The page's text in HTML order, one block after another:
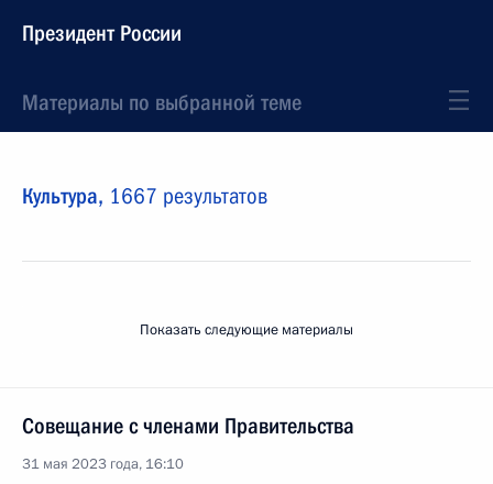
Президент России
Материалы по выбранной теме
Культура, 1667 результатов
Показать следующие материалы
Совещание с членами Правительства
31 мая 2023 года, 16:10